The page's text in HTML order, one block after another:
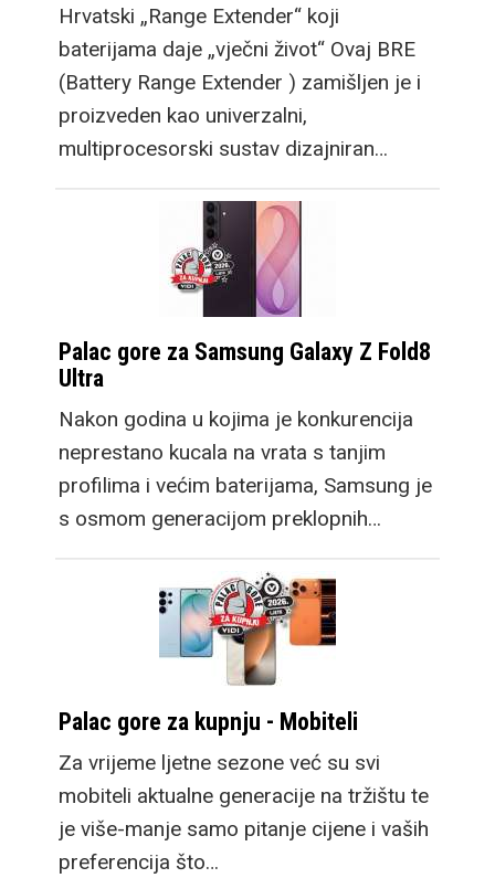
Hrvatski „Range Extender“ koji
baterijama daje „vječni život“ Ovaj BRE
(Battery Range Extender ) zamišljen je i
proizveden kao univerzalni,
multiprocesorski sustav dizajniran…
Palac gore za Samsung Galaxy Z Fold8
Ultra
Nakon godina u kojima je konkurencija
neprestano kucala na vrata s tanjim
profilima i većim baterijama, Samsung je
s osmom generacijom preklopnih…
Palac gore za kupnju - Mobiteli
Za vrijeme ljetne sezone već su svi
mobiteli aktualne generacije na tržištu te
je više-manje samo pitanje cijene i vaših
preferencija što…